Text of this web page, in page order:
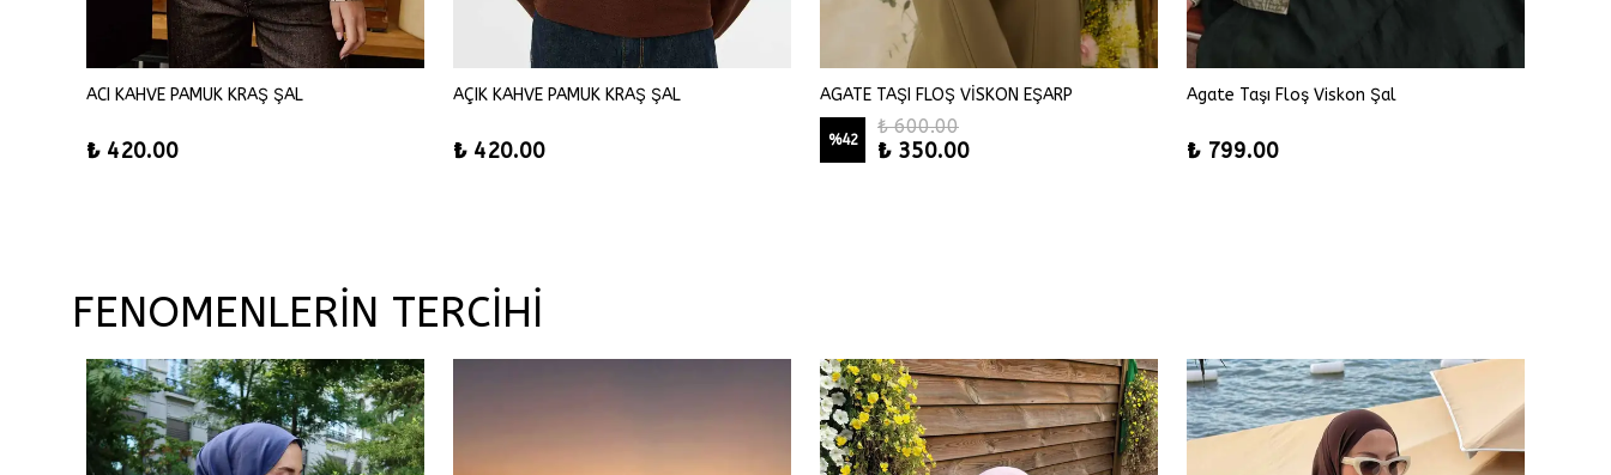
ACI KAHVE PAMUK KRAŞ ŞAL
₺ 420.00
AÇIK KAHVE PAMUK KRAŞ ŞAL
₺ 420.00
AGATE TAŞI FLOŞ VİSKON EŞARP
%42
₺ 600.00
₺ 350.00
Agate Taşı Floş Viskon Şal
₺ 799.00
FENOMENLERİN TERCİHİ